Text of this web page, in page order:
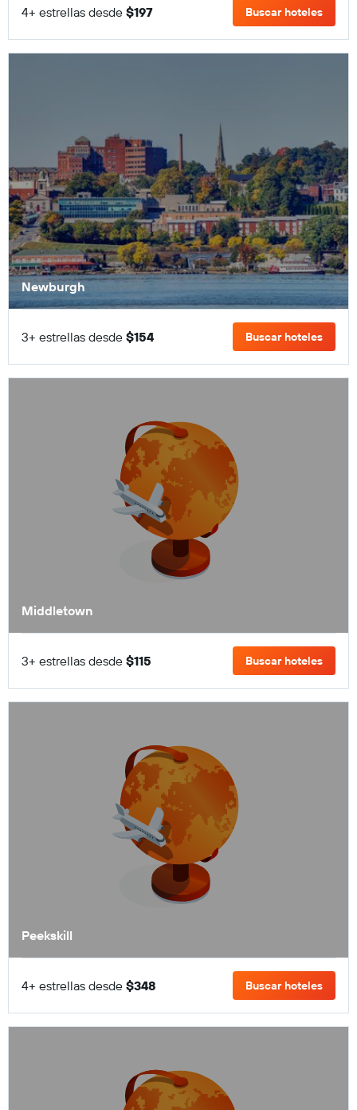
4+ estrellas desde $197 Buscar hoteles
Newburgh
3+ estrellas desde $154 Buscar hoteles
Middletown
3+ estrellas desde $115 Buscar hoteles
Peekskill
4+ estrellas desde $348 Buscar hoteles